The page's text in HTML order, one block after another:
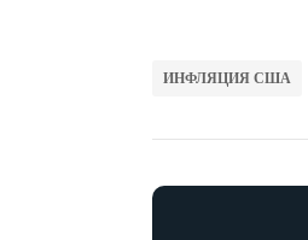
ИНФЛЯЦИЯ США